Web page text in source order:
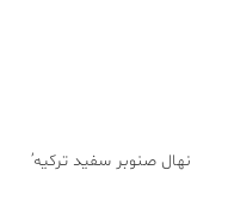
نهال صنوبر سفید ترکیه’